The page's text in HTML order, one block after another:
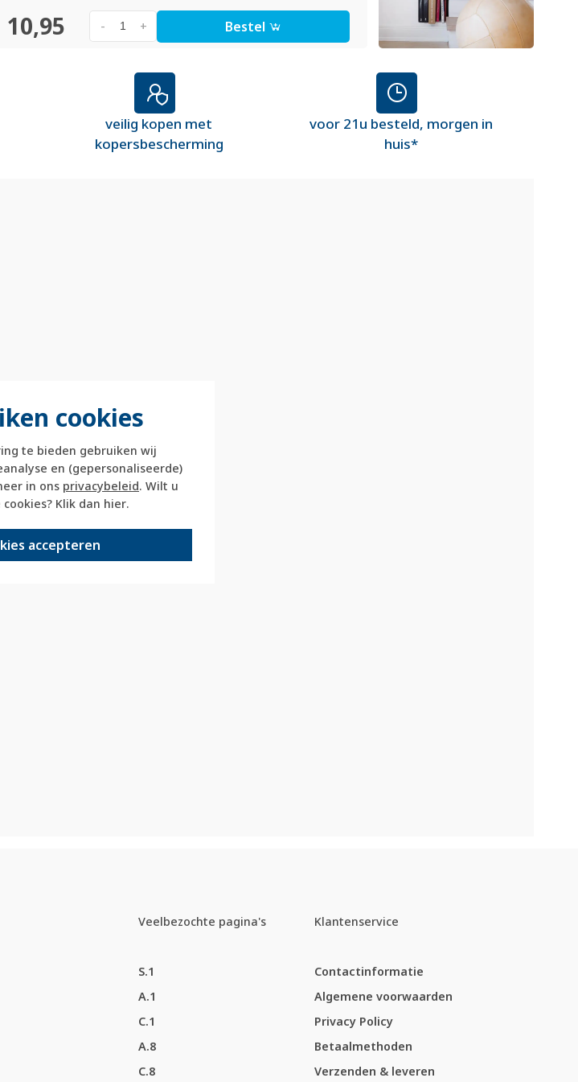
cookies
te bieden gebruiken wij
en (gepersonaliseerde)
in ons privacybeleid. Wilt u
Klik dan hier.
accepteren
10,95 +
- Bestel
veilig kopen met
kopersbescherming
voor 21u besteld, morgen in
huis*
Veelbezochte pagina's
S.1
A.1
C.1
A.8
C.8
Klantenservice
Contactinformatie
Algemene voorwaarden
Privacy Policy
Betaalmethoden
Verzenden & leveren